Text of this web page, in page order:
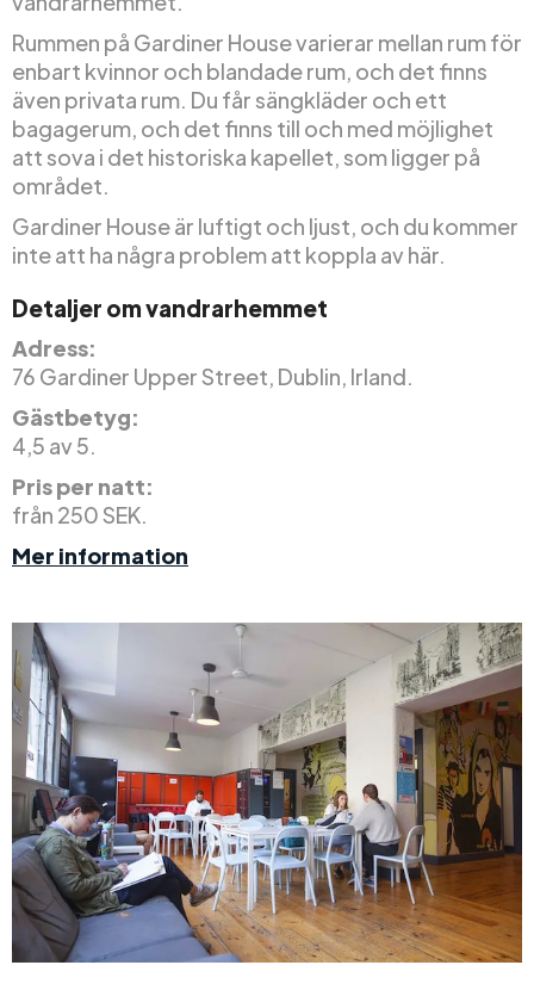
Rummen på Gardiner House varierar mellan rum för
enbart kvinnor och blandade rum, och det finns
även privata rum. Du får sängkläder och ett
bagagerum, och det finns till och med möjlighet
att sova i det historiska kapellet, som ligger på
området.
Gardiner House är luftigt och ljust, och du kommer
inte att ha några problem att koppla av här.
Detaljer om vandrarhemmet
Adress:
76 Gardiner Upper Street, Dublin, Irland.
Gästbetyg:
4,5 av 5.
Pris per natt:
från 250 SEK.
Mer information